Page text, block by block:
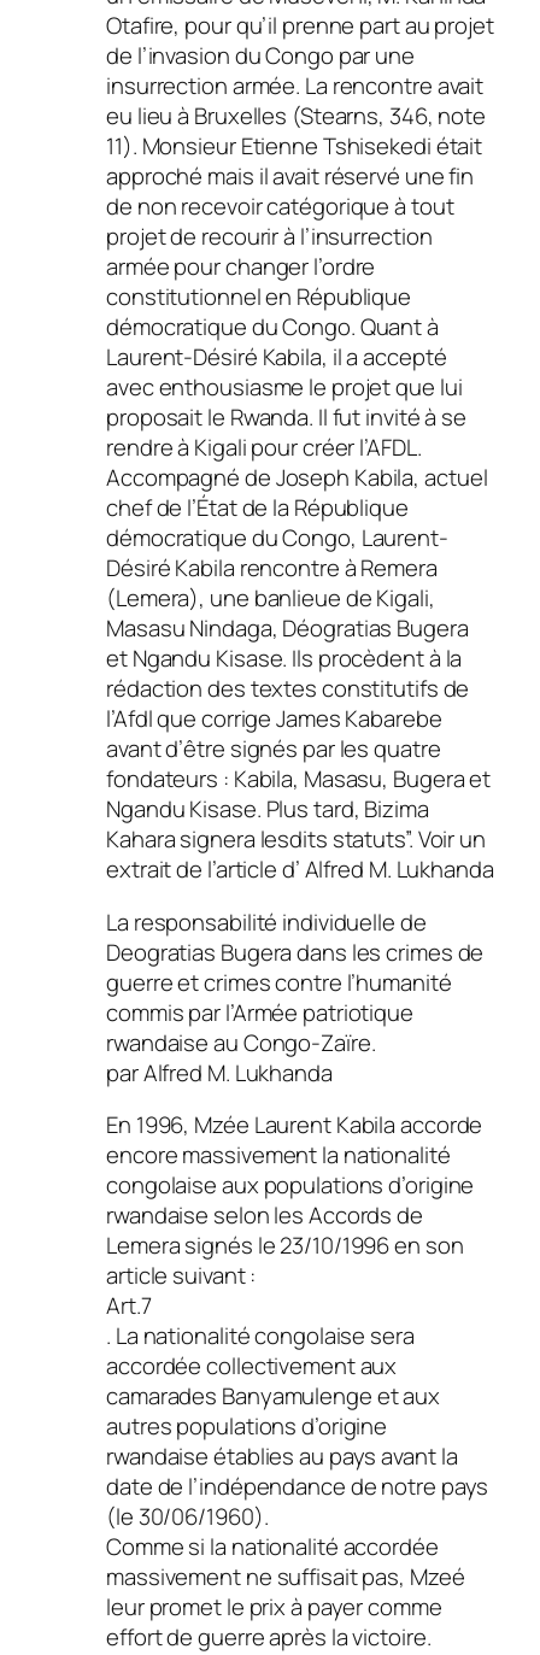
Otafire, pour qu’il prenne part au projet
de l’invasion du Congo par une
insurrection armée. La rencontre avait
eu lieu à Bruxelles (Stearns, 346, note
11). Monsieur Etienne Tshisekedi était
approché mais il avait réservé une fin
de non recevoir catégorique à tout
projet de recourir à l’insurrection
armée pour changer l’ordre
constitutionnel en République
démocratique du Congo. Quant à
Laurent-Désiré Kabila, il a accepté
avec enthousiasme le projet que lui
proposait le Rwanda. Il fut invité à se
rendre à Kigali pour créer l’AFDL.
Accompagné de Joseph Kabila, actuel
chef de l’État de la République
démocratique du Congo, Laurent-
Désiré Kabila rencontre à Remera
(Lemera), une banlieue de Kigali,
Masasu Nindaga, Déogratias Bugera
et Ngandu Kisase. Ils procèdent à la
rédaction des textes constitutifs de
l’Afdl que corrige James Kabarebe
avant d’être signés par les quatre
fondateurs : Kabila, Masasu, Bugera et
Ngandu Kisase. Plus tard, Bizima
Kahara signera lesdits statuts”. Voir un
extrait de l’article d’ Alfred M. Lukhanda
La responsabilité individuelle de
Deogratias Bugera dans les crimes de
guerre et crimes contre l’humanité
commis par l’Armée patriotique
rwandaise au Congo-Zaïre.
par Alfred M. Lukhanda
En 1996, Mzée Laurent Kabila accorde
encore massivement la nationalité
congolaise aux populations d’origine
rwandaise selon les Accords de
Lemera signés le 23/10/1996 en son
article suivant :
Art.7
. La nationalité congolaise sera
accordée collectivement aux
camarades Banyamulenge et aux
autres populations d’origine
rwandaise établies au pays avant la
date de l’indépendance de notre pays
(le 30/06/1960).
Comme si la nationalité accordée
massivement ne suffisait pas, Mzeé
leur promet le prix à payer comme
effort de guerre après la victoire.